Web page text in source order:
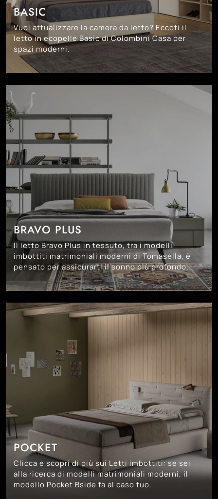
BASIC
Vuoi attualizzare la camera da letto? Eccoti il
letto in ecopelle Basic di Colombini Casa per
spazi moderni.
BRAVO PLUS
Il letto Bravo Plus in tessuto, tra i modelli
imbottiti matrimoniali moderni di Tomasella, è
pensato per assicurarti il sonno più profondo.
POCKET
Clicca e scopri di più sui Letti imbottiti: se sei
alla ricerca di modelli matrimoniali moderni, il
modello Pocket Bside fa al caso tuo.